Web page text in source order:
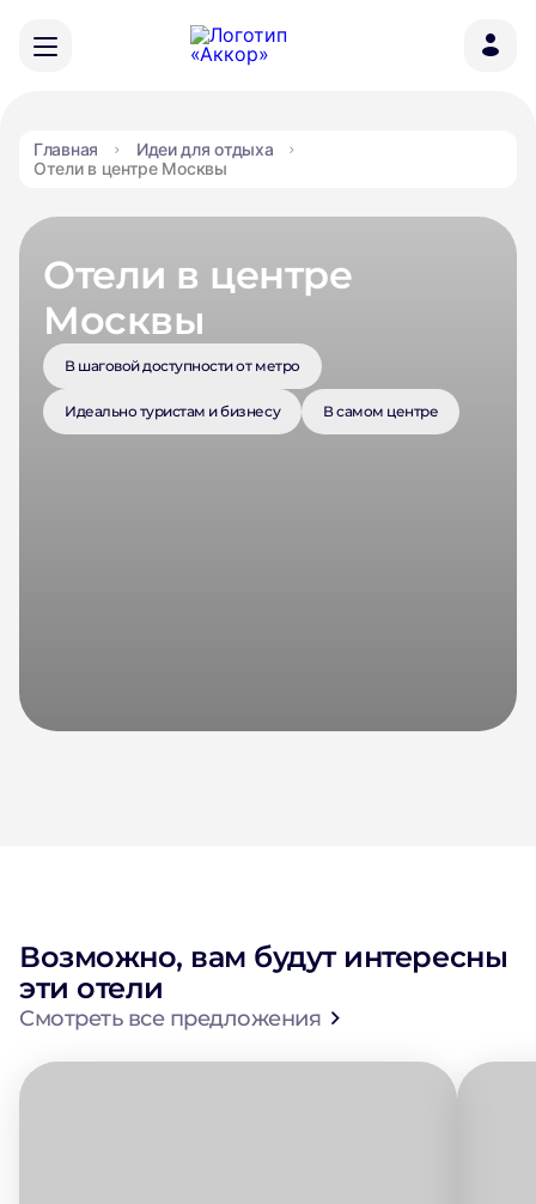
Главная
Идеи для отдыха
Отели в центре Москвы
Отели в центре
Москвы
В шаговой доступности от метро
Идеально туристам и бизнесу В самом центре
Возможно, вам будут интересны
эти отели
Смотреть все предложения